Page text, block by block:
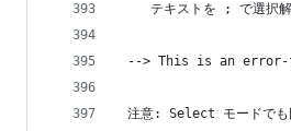
テキストを ; で選択解
--> This is an error-
注意: Select モードでも